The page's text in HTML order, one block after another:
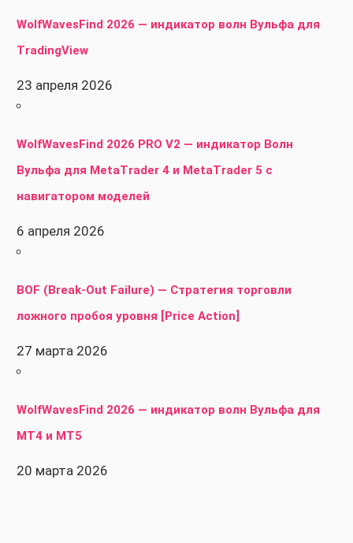
WolfWavesFind 2026 — индикатор волн Вульфа для
TradingView
23 апреля 2026
WolfWavesFind 2026 PRO V2 — индикатор Волн
Вульфа для MetaTrader 4 и MetaTrader 5 с
навигатором моделей
6 апреля 2026
BOF (Break-Out Failure) — Стратегия торговли
ложного пробоя уровня [Price Action]
27 марта 2026
WolfWavesFind 2026 — индикатор волн Вульфа для
MT4 и MT5
20 марта 2026